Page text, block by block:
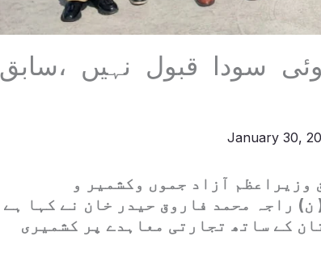
سودا قبول نہیں ،سابق
January 30,
آزاد جموں وکشمیر و
راجہ محمد فاروق حیدر خان نے کہا ہے
کے ساتھ تجارتی معاہدے پر کشمیری